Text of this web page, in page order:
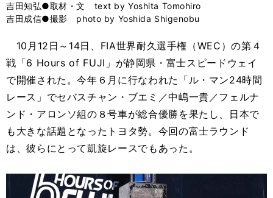
バ
吉田知弘●取材・文 text by Yoshita Tomohiro
吉田成信●撮影 photo by Yoshida Shigenobu
10月12日～14日、FIA世界耐久選手権（WEC）の第４
戦「6 Hours of FUJI」が静岡県・富士スピードウェイ
で開催された。今年６月に行なわれた「ル・マン24時間
レース」でセバスチャン・ブエミ／中嶋一貴／フェルナ
ンド・アロンソ組の８号車が総合優勝を果たし、日本で
も大きな話題となったトヨタ勢。今回の富士ラウンド
は、彼らにとって凱旋レースでもあった。